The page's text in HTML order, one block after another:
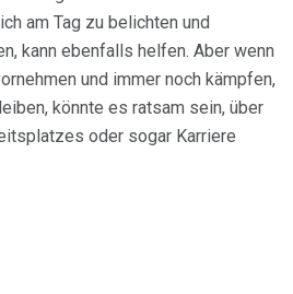
am Tag zu belichten und
kann ebenfalls helfen. Aber wenn
und immer noch kämpfen,
könnte es ratsam sein, über
oder sogar Karriere